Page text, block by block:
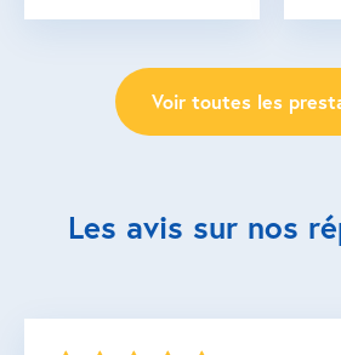
Voir toutes les
Les avis sur nos